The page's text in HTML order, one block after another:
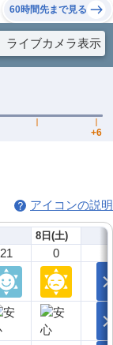
60時間先まで見る
アイコンの説明
21
8日(土)
0